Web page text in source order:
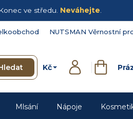
ve středu. Neváhejte
NUTSMAN Věrnostní
Kč
PřihlášeníNákupní
Mlsání Nápoje